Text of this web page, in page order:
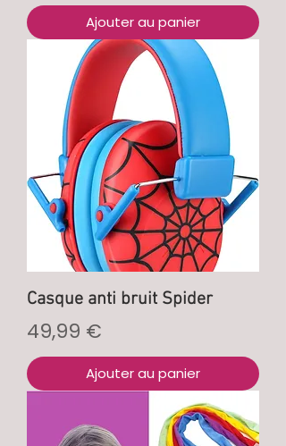
Ajouter au panier
Casque anti bruit Spider
Prix
49,99 €
Ajouter au panier